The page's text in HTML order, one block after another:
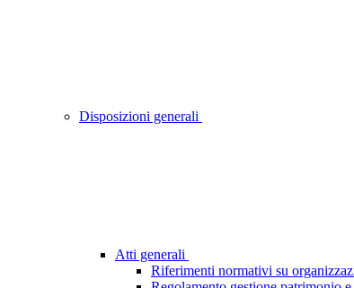
Disposizioni generali
Atti generali
Riferimenti normativi su